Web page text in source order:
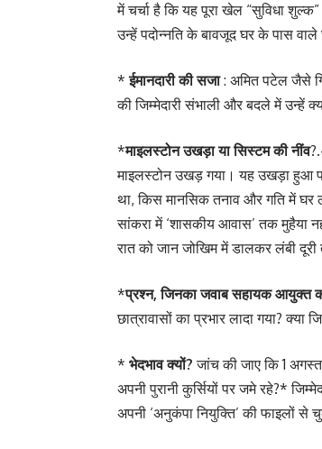
में चर्चा है कि यह पूरा खेल “सुविधा शुल्क”
उन्हें पदोन्नति के बावजूद घर के पास वाले
*ईमानदारी की सजा: अमित पटेल जैसे
की जिम्मेदारी संभाली और बदले में उन्हें
*माइलस्टोन उखड़ा या सिस्टम की नींव
माइलस्टोन उखड़ गया। यह उखड़ा हुआ
था, किस मानसिक तनाव और गति में घर
सांकरा में ‘शासकीय आवास’ तक मुहैया
रात को जान जोखिम में डालकर लंबी
*प्रश्न, जिनका जवाब सहायक आयुक्त
छात्रावासों का प्रभार लादा गया?
* भेदभाव क्यों? जांच की जाए कि 1
अपनी पुरानी कुर्सियों पर जमे रहे?*
अपनी ‘अनुकंपा नियुक्ति’ की फाइलों से